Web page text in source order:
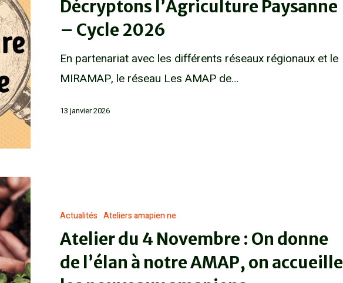
Décryptons l’Agriculture Paysanne
– Cycle 2026
En partenariat avec les différents réseaux régionaux et le
MIRAMAP, le réseau Les AMAP de…
13 janvier 2026
Actualités Ateliers amapien·ne
Atelier du 4 Novembre : On donne
de l’élan à notre AMAP, on accueille